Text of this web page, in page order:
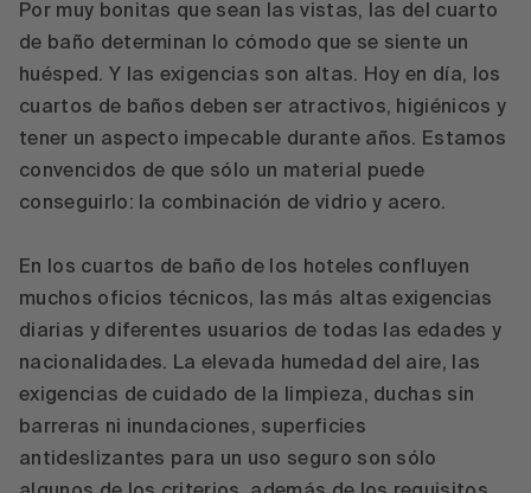
Por muy bonitas que sean las vistas, las del cuarto
de baño determinan lo cómodo que se siente un
huésped. Y las exigencias son altas. Hoy en día, los
cuartos de baños deben ser atractivos, higiénicos y
tener un aspecto impecable durante años. Estamos
convencidos de que sólo un material puede
conseguirlo: la combinación de vidrio y acero.
En los cuartos de baño de los hoteles confluyen
muchos oficios técnicos, las más altas exigencias
diarias y diferentes usuarios de todas las edades y
nacionalidades. La elevada humedad del aire, las
exigencias de cuidado de la limpieza, duchas sin
barreras ni inundaciones, superficies
antideslizantes para un uso seguro son sólo